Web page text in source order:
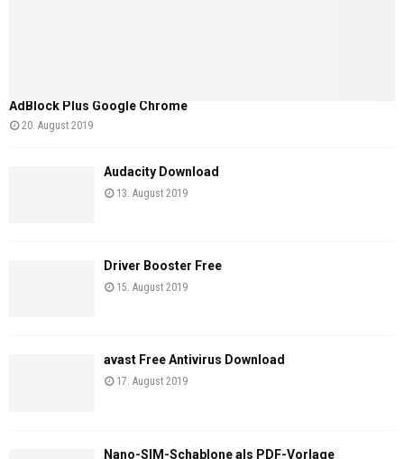
AdBlock Plus Google Chrome
20. August 2019
Audacity Download
13. August 2019
Driver Booster Free
15. August 2019
avast Free Antivirus Download
17. August 2019
Nano-SIM-Schablone als PDF-Vorlage